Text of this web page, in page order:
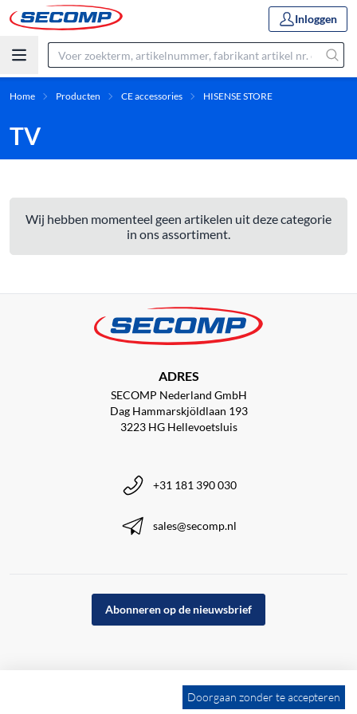
Inloggen
Home Producten CE accessories HISENSE STORE
TV
Wij hebben momenteel geen artikelen uit deze categorie
in ons assortiment.
ADRES
SECOMP Nederland GmbH
Dag Hammarskjöldlaan 193
3223 HG Hellevoetsluis
+31 181 390 030
sales@secomp.nl
Abonneren op de nieuwsbrief
Doorgaan zonder te accepteren